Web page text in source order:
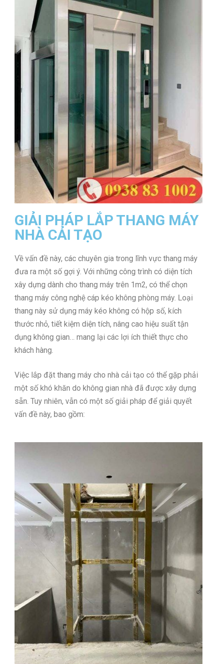
GIẢI PHÁP LẮP THANG MÁY
NHÀ CẢI TẠO
Về vấn đề này, các chuyên gia trong lĩnh vực thang máy
đưa ra một số gợi ý. Với những công trình có diện tích
xây dựng dành cho thang máy trên 1m2, có thể chọn
thang máy công nghệ cáp kéo không phòng máy. Loại
thang này sử dụng máy kéo không có hộp số, kích
thước nhỏ, tiết kiệm diện tích, nâng cao hiệu suất tận
dụng không gian… mang lại các lợi ích thiết thực cho
khách hàng.
Việc lắp đặt thang máy cho nhà cải tạo có thể gặp phải
một số khó khăn do không gian nhà đã được xây dựng
sẵn. Tuy nhiên, vẫn có một số giải pháp để giải quyết
vấn đề này, bao gồm: